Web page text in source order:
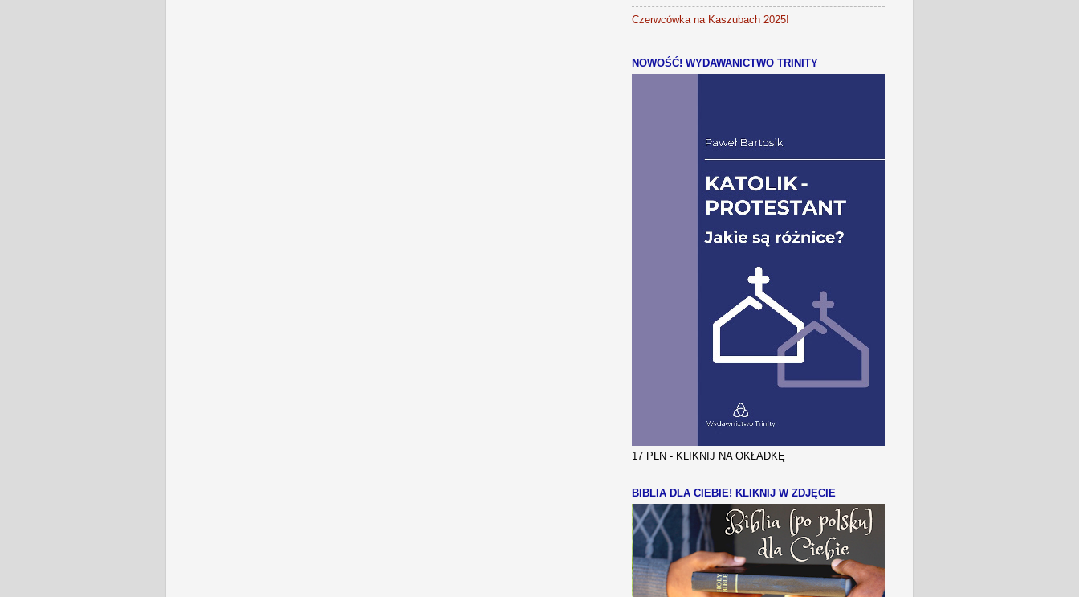
Czerwcówka na Kaszubach 2025!
NOWOŚĆ! WYDAWANICTWO TRINITY
17 PLN - KLIKNIJ NA OKŁADKĘ
BIBLIA DLA CIEBIE! KLIKNIJ W ZDJĘCIE